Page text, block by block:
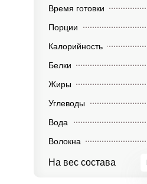
Время готовки
Порции
Калорийность
Белки
Жиры
Углеводы
Вода
Волокна
На вес состава